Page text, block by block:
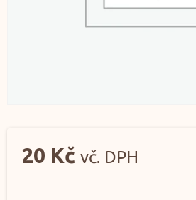
20 Kč vč. DPH